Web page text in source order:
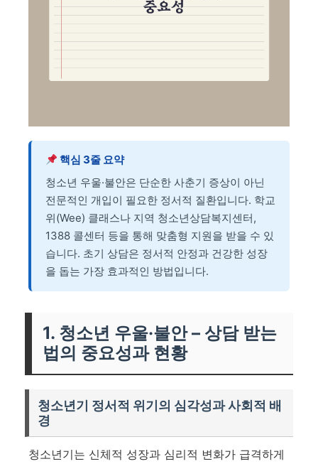
핵심 3줄 요약
청소년 우울·불안은 단순한 사춘기 증상이 아닌
전문적인 개입이 필요한 정서적 질환입니다. 학교
위(Wee) 클래스나 지역 청소년상담복지센터,
1388 콜센터 등을 통해 맞춤형 지원을 받을 수 있
습니다. 초기 상담은 정서적 안정과 건강한 성장
을 돕는 가장 효과적인 방법입니다.
1. 청소년 우울·불안 – 상담 받는
법의 중요성과 현황
청소년기 정서적 위기의 심각성과 사회적 배
경
청소년기는 신체적 성장과 심리적 변화가 급격하게